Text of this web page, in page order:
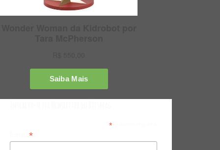
*indicates required
*